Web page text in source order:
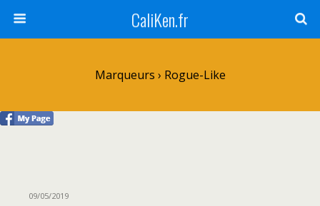
CaliKen.fr
Marqueurs › Rogue-Like
09/05/2019